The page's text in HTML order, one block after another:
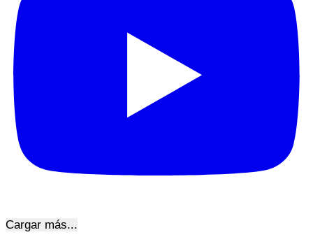
Cargar más...